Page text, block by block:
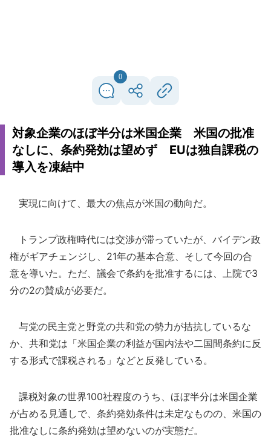
0
対象企業のほぼ半分は米国企業 米国の批准
なしに、条約発効は望めず EUは独自課税の
導入を凍結中
実現に向けて、最大の焦点が米国の動向だ。
トランプ政権時代には交渉が滞っていたが、バイデン政
権がギアチェンジし、21年の基本合意、そして今回の合
意を導いた。ただ、議会で条約を批准するには、上院で3
分の2の賛成が必要だ。
与党の民主党と野党の共和党の勢力が拮抗しているな
か、共和党は「米国企業の利益が国内法や二国間条約に反
する形式で課税される」などと反発している。
課税対象の世界100社程度のうち、ほぼ半分は米国企業
が占める見通しで、条約発効条件は未定なものの、米国の
批准なしに条約発効は望めないのが実態だ。